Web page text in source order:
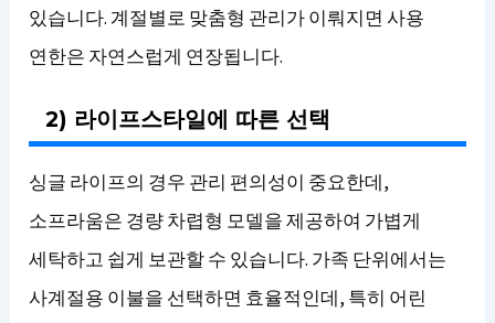
있습니다. 계절별로 맞춤형 관리가 이뤄지면 사용
연한은 자연스럽게 연장됩니다.
2) 라이프스타일에 따른 선택
싱글 라이프의 경우 관리 편의성이 중요한데,
소프라움은 경량 차렵형 모델을 제공하여 가볍게
세탁하고 쉽게 보관할 수 있습니다. 가족 단위에서는
사계절용 이불을 선택하면 효율적인데, 특히 어린